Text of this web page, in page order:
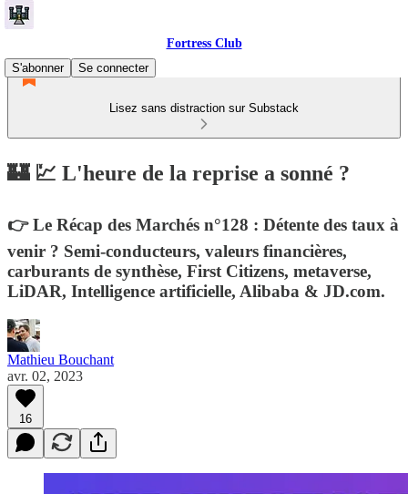
Fortress Club
S'abonner
Se connecter
Lisez sans distraction sur Substack
🏰 💹 L'heure de la reprise a sonné ?
👉 Le Récap des Marchés n°128 : Détente des taux à
venir ? Semi-conducteurs, valeurs financières,
carburants de synthèse, First Citizens, metaverse,
LiDAR, Intelligence artificielle, Alibaba & JD.com.
Mathieu Bouchant
avr. 02, 2023
16